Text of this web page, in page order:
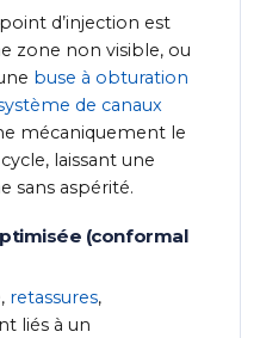
d’injection est
zone non visible, ou
buse à obturation
de canaux
mécaniquement le
laissant une
sans aspérité.
(conformal
retassures,
liés à un